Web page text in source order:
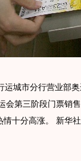
运城市分行营业部
会第三阶段门票销
情十分高涨。 新华